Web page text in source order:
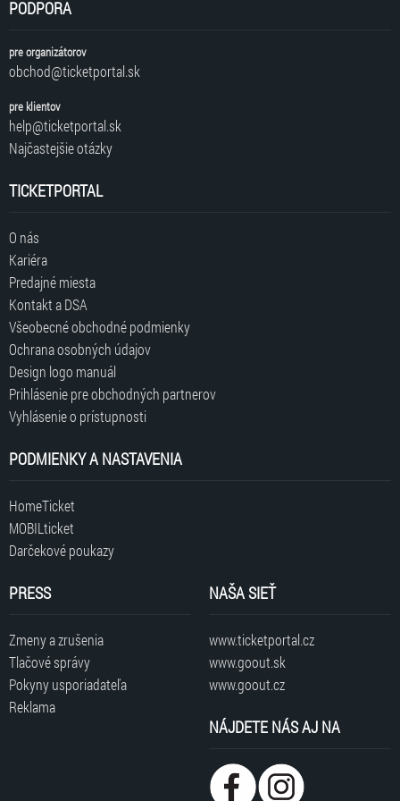
PODPORA
pre organizátorov
obchod@ticketportal.sk
pre klientov
help@ticketportal.sk
Najčastejšie otázky
TICKETPORTAL
O nás
Kariéra
Predajné miesta
Kontakt a DSA
Všeobecné obchodné podmienky
Ochrana osobných údajov
Design logo manuál
Prihlásenie pre obchodných partnerov
Vyhlásenie o prístupnosti
PODMIENKY A NASTAVENIA
HomeTicket
MOBILticket
Darčekové poukazy
PRESS
Zmeny a zrušenia
Tlačové správy
Pokyny usporiadateľa
Reklama
NAŠA SIEŤ
www.ticketportal.cz
www.goout.sk
www.goout.cz
NÁJDETE NÁS AJ NA